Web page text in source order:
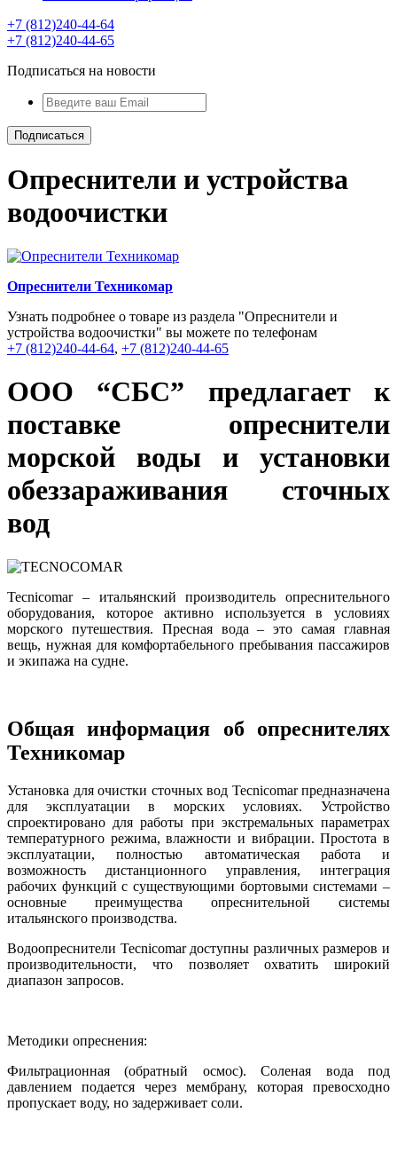
+7 (812)240-44-64
+7 (812)240-44-65
Подписаться на новости
Опреснители и устройства
водоочистки
Опреснители Техникомар
Узнать подробнее о товаре из раздела "Опреснители и
устройства водоочистки" вы можете по телефонам
+7 (812)240-44-64, +7 (812)240-44-65
OOO “СБС” предлагает к
поставке опреснители
морской воды и установки
обеззараживания сточных
вод
Tecnicomar – итальянский производитель опреснительного
оборудования, которое активно используется в условиях
морского путешествия. Пресная вода – это самая главная
вещь, нужная для комфортабельного пребывания пассажиров
и экипажа на судне.
Общая информация об опреснителях
Техникомар
Установка для очистки сточных вод Tecnicomar предназначена
для эксплуатации в морских условиях. Устройство
спроектировано для работы при экстремальных параметрах
температурного режима, влажности и вибрации. Простота в
эксплуатации, полностью автоматическая работа и
возможность дистанционного управления, интеграция
рабочих функций с существующими бортовыми системами –
основные преимущества опреснительной системы
итальянского производства.
Водоопреснители Tecnicomar доступны различных размеров и
производительности, что позволяет охватить широкий
диапазон запросов.
Методики опреснения:
Фильтрационная (обратный осмос). Соленая вода под
давлением подается через мембрану, которая превосходно
пропускает воду, но задерживает соли.